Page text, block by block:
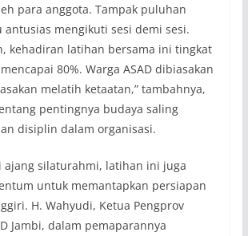
para anggota. Tampak puluhan
antusias mengikuti sesi demi sesi.
kehadiran latihan bersama ini tingkat
80%. Warga ASAD dibiasakan
melatih ketaatan,” tambahnya,
pentingnya budaya saling
disiplin dalam organisasi.
ajang silaturahmi, latihan ini juga
untuk memantapkan persiapan
H. Wahyudi, Ketua Pengprov
Jambi, dalam pemaparannya